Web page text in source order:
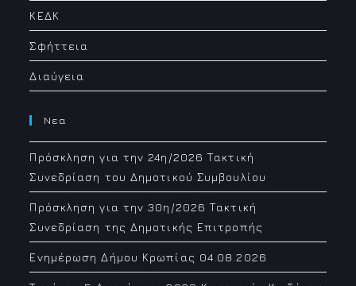
ΚΕΔΚ
Σφήττεια
Διαύγεια
Νεα
Πρόσκληση για την 24η/2026 Τακτική
Συνεδρίαση του Δημοτικού Συμβουλίου
Πρόσκληση για την 30η/2026 Τακτική
Συνεδρίαση της Δημοτικής Επιτροπής
Ενημέρωση Δήμου Κρωπίας 04.08.2026